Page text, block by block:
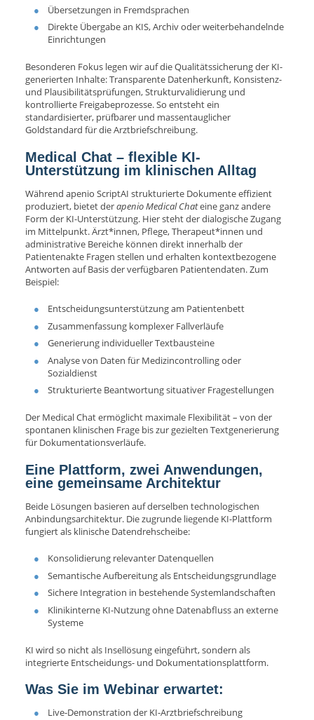
Übersetzungen in Fremdsprachen
Direkte Übergabe an KIS, Archiv oder weiterbehandelnde
Einrichtungen
Besonderen Fokus legen wir auf die Qualitätssicherung der KI-
generierten Inhalte: Transparente Datenherkunft, Konsistenz-
und Plausibilitätsprüfungen, Strukturvalidierung und
kontrollierte Freigabeprozesse. So entsteht ein
standardisierter, prüfbarer und massentauglicher
Goldstandard für die Arztbriefschreibung.
Medical Chat – flexible KI-
Unterstützung im klinischen Alltag
Während apenio ScriptAI strukturierte Dokumente effizient
produziert, bietet derapenioMedical Chateine ganz andere
Form der KI-Unterstützung. Hier steht der dialogische Zugang
im Mittelpunkt. Ärzt*innen, Pflege, Therapeut*innen und
administrative Bereiche können direkt innerhalb der
Patientenakte Fragen stellen und erhalten kontextbezogene
Antworten auf Basis der verfügbaren Patientendaten. Zum
Beispiel:
Entscheidungsunterstützung am Patientenbett
Zusammenfassung komplexer Fallverläufe
Generierung individueller Textbausteine
Analyse von Daten für Medizincontrolling oder
Sozialdienst
Strukturierte Beantwortung situativer Fragestellungen
Der Medical Chat ermöglicht maximale Flexibilität – von der
spontanen klinischen Frage bis zur gezielten Textgenerierung
für Dokumentationsverläufe.
Eine Plattform, zwei Anwendungen,
eine gemeinsame Architektur
Beide Lösungen basieren auf derselben technologischen
Anbindungsarchitektur. Die zugrunde liegende KI-Plattform
fungiert als klinische Datendrehscheibe:
Konsolidierung relevanter Datenquellen
Semantische Aufbereitung als Entscheidungsgrundlage
Sichere Integration in bestehende Systemlandschaften
Klinikinterne KI-Nutzung ohne Datenabfluss an externe
Systeme
KI wird so nicht als Insellösung eingeführt, sondern als
integrierte Entscheidungs- und Dokumentationsplattform.
Was Sie im Webinar erwartet:
Live-Demonstration der KI-Arztbriefschreibung